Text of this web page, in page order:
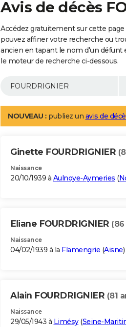
Avis de décès
Accédez gratuitement sur cette page
pouvez affiner votre recherche ou
ancien en tapant le nom d'un défunt
le moteur de recherche ci-dessous.
NOUVEAU : publiez un avis de
Ginette FOURDRIGNIER
Naissance
20/10/1939 à Aulnoye-Aymeries (
Eliane FOURDRIGNIER (86
Naissance
04/02/1939 à la Flamengrie (Aisne)
Alain FOURDRIGNIER (81
Naissance
29/05/1943 à Limésy(Seine-